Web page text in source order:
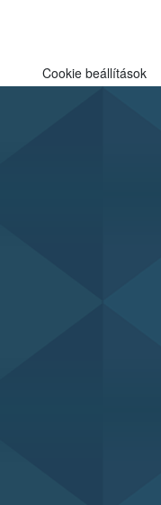
Cookie beállítások